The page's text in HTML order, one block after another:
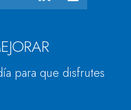
para que disfrutes